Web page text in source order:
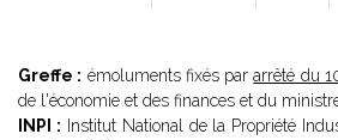
Greffe : émoluments fixés pararrêté du
de l'économie et des finances et du
INPI : Institut National de la Propriété